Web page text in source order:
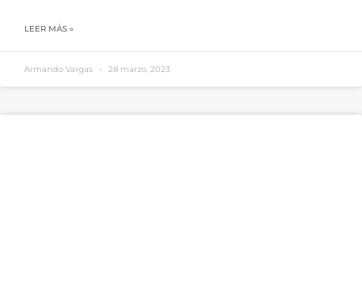
LEER MÁS »
Armando Vargas 28 marzo, 2023